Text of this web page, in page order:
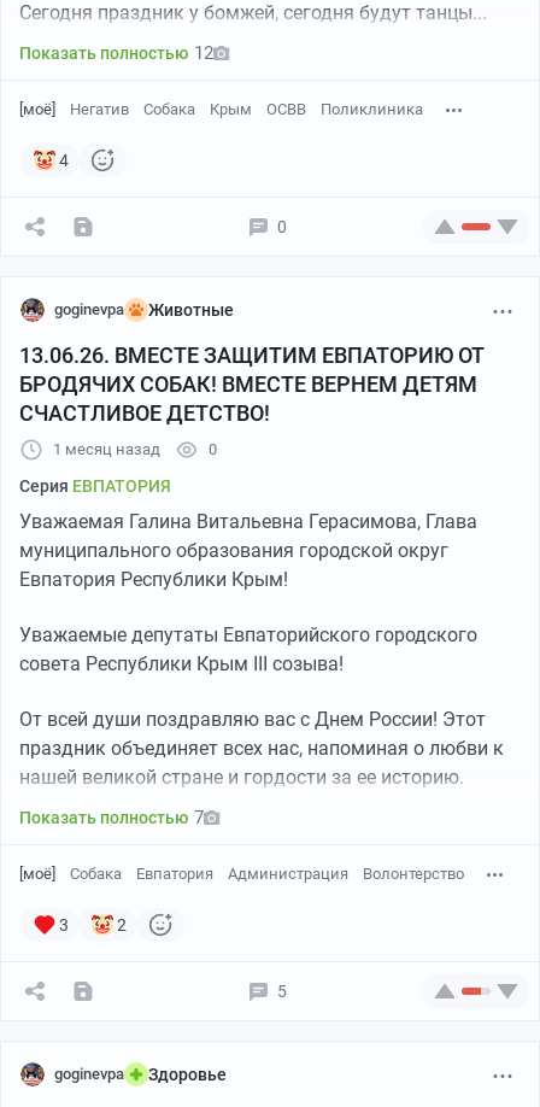
Сегодня праздник у бомжей, сегодня будут танцы...
Показать полностью 12
[моё] Негатив Собака Крым ОСВВ Поликлиника
4
0
goginevpa Животные
13.06.26. ВМЕСТЕ ЗАЩИТИМ ЕВПАТОРИЮ ОТ
БРОДЯЧИХ СОБАК! ВМЕСТЕ ВЕРНЕМ ДЕТЯМ
СЧАСТЛИВОЕ ДЕТСТВО!
1 месяц назад 0
Серия ЕВПАТОРИЯ
Уважаемая Галина Витальевна Герасимова, Глава
муниципального образования городской округ
Евпатория Республики Крым!
Уважаемые депутаты Евпаторийского городского
совета Республики Крым III созыва!
От всей души поздравляю вас с Днем России! Этот
праздник объединяет всех нас, напоминая о любви к
нашей великой стране и гордости за ее историю.
Показать полностью 7
[моё] Собака Евпатория Администрация Волонтерство
3 2
5
goginevpa Здоровье